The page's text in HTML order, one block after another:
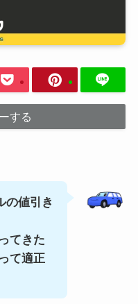
する
の値引き
てきた
て適正